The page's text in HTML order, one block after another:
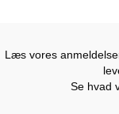
Læs vores
Se hvad